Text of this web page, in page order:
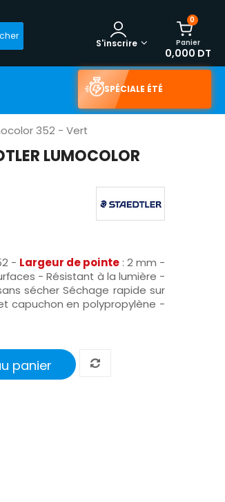
0
Panier
0,000 DT
S'inscrire
SPÉCIALE ÉTÉ
352 - Vert
LUMOCOLOR
- Largeur de pointe : 2 mm -
- Résistant à la lumière -
sécher Séchage rapide sur
capuchon en polypropylène -
panier